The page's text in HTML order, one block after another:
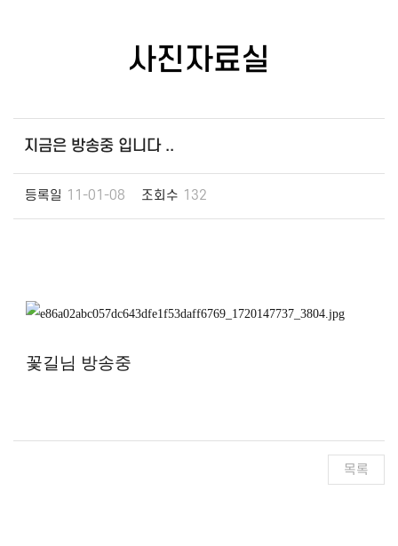
사진자료실
지금은 방송중 입니다 ..
등록일 11-01-08 조회수 132
꽃길님 방송중
목록